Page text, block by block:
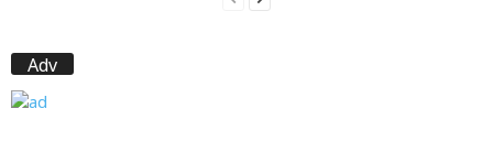
Adv